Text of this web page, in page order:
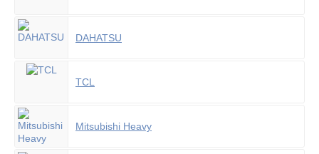
DAHATSU
TCL
Mitsubishi Heavy